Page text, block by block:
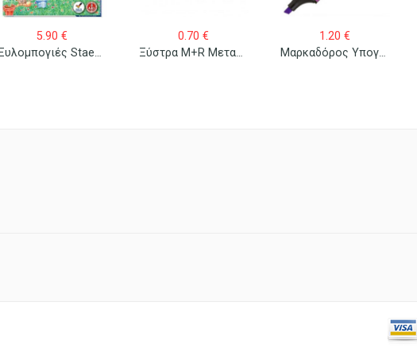
5.90€ 0.70€
Ξύστρα M+R Μεταλλική
1.20€
Μαρκαδόρος Υπογράμμισης Stabilo Boss Φωσφοριζέ